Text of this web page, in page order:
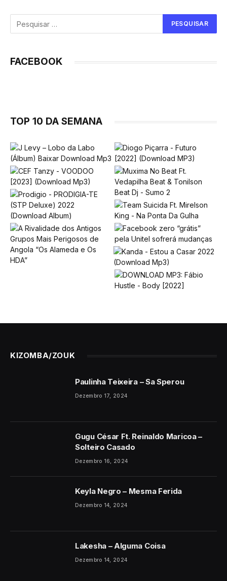
FACEBOOK
TOP 10 DA SEMANA
KIZOMBA/ZOUK
Paulinha Teixeira – Sa Sperou
Dezembro 17, 2024
Gugu César Ft. Reinaldo Maricoa –
Solteiro Casado
Dezembro 16, 2024
Keyla Negro – Mesma Ferida
Dezembro 14, 2024
Lakesha – Alguma Coisa
Dezembro 14, 2024